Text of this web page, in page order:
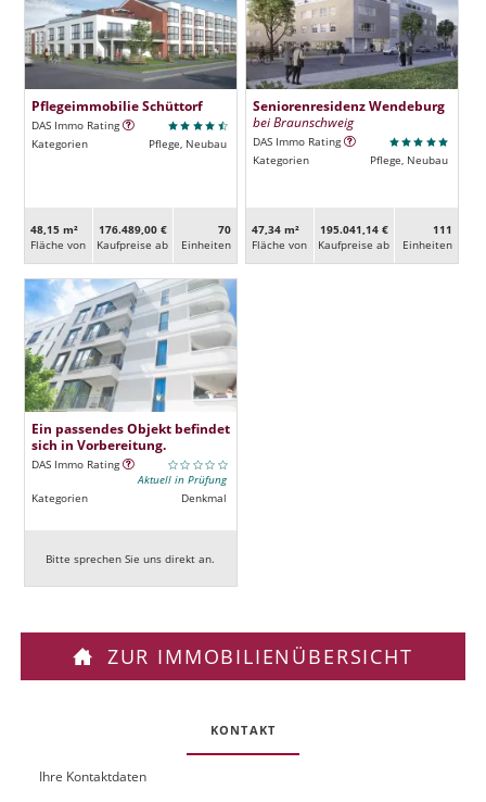
Pflegeimmobilie Schüttorf
DAS Immo Rating
Kategorien
Pflege, Neubau
48,15 m²
Fläche von
176.489,00 €
Kaufpreise ab
70
Ein­heiten
Seniorenresidenz Wendeburg
bei Braunschweig
DAS Immo Rating
Kategorien
Pflege, Neubau
47,34 m²
Fläche von
195.041,14 €
Kaufpreise ab
111
Ein­heiten
Ein passendes Objekt befindet
sich in Vorbereitung.
DAS Immo Rating
Aktuell in Prüfung
Kategorien
Denkmal
Bitte sprechen Sie uns direkt an.
ZUR IMMOBILIENÜBERSICHT
KONTAKT
OUIhre Kontaktdaten